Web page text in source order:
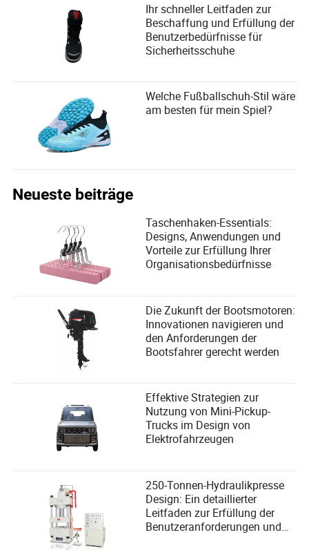
Ihr schneller Leitfaden zur
Beschaffung und Erfüllung der
Benutzerbedürfnisse für
Sicherheitsschuhe
Welche Fußballschuh-Stil wäre
am besten für mein Spiel?
Neueste beiträge
Taschenhaken-Essentials:
Designs, Anwendungen und
Vorteile zur Erfüllung Ihrer
Organisationsbedürfnisse
Die Zukunft der Bootsmotoren:
Innovationen navigieren und
den Anforderungen der
Bootsfahrer gerecht werden
Effektive Strategien zur
Nutzung von Mini-Pickup-
Trucks im Design von
Elektrofahrzeugen
250-Tonnen-Hydraulikpresse
Design: Ein detaillierter
Leitfaden zur Erfüllung der
Benutzeranforderungen und